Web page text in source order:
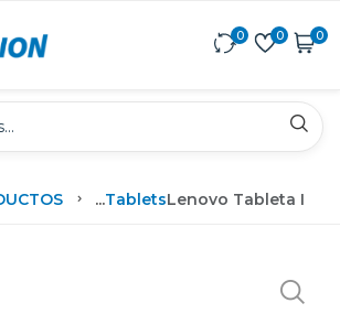
0 0 0
...TabletsLenovo Tableta Idea